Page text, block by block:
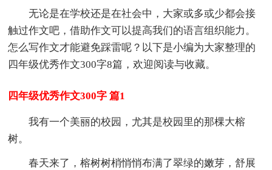
无论是在学校还是在社会中，大家或多或少都会接
触过作文吧，借助作文可以提高我们的语言组织能力。
怎么写作文才能避免踩雷呢？以下是小编为大家整理的
四年级优秀作文300字8篇，欢迎阅读与收藏。
四年级优秀作文300字 篇1
我有一个美丽的校园，尤其是校园里的那棵大榕
树。
春天来了，榕树树梢悄悄布满了翠绿的嫩芽，舒展